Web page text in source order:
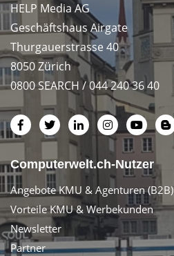
HELP Media AG
Geschäftshaus Airgate
Thurgauerstrasse 40
8050 Zürich
0800 SEARCH / 044 240 36 40
Computerwelt.ch-Nutzer
Angebote KMU & Agenturen (B2B)
Vorteile KMU & Werbekunden
Newsletter
Partner